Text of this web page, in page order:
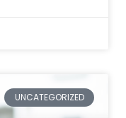
UNCATEGORIZED